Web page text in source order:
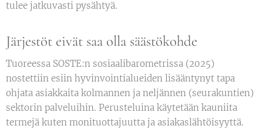
tulee jatkuvasti pysähtyä.
Järjestöt eivät saa olla säästökohde
Tuoreessa SOSTE:n sosiaalibarometrissa (2025)
nostettiin esiin hyvinvointialueiden lisääntynyt tapa
ohjata asiakkaita kolmannen ja neljännen (seurakuntien)
sektorin palveluihin. Perusteluina käytetään kauniita
termejä kuten monituottajuutta ja asiakaslähtöisyyttä.